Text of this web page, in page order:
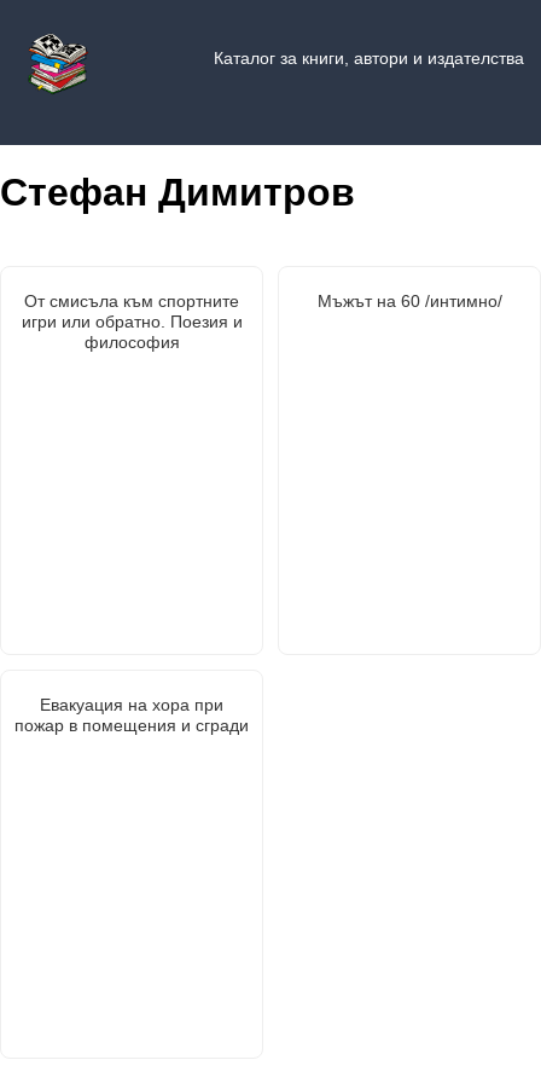
Каталог за книги, автори и издателства
Стефан Димитров
От смисъла към спортните
игри или обратно. Поезия и
философия
Мъжът на 60 /интимно/
Евакуация на хора при
пожар в помещения и сгради